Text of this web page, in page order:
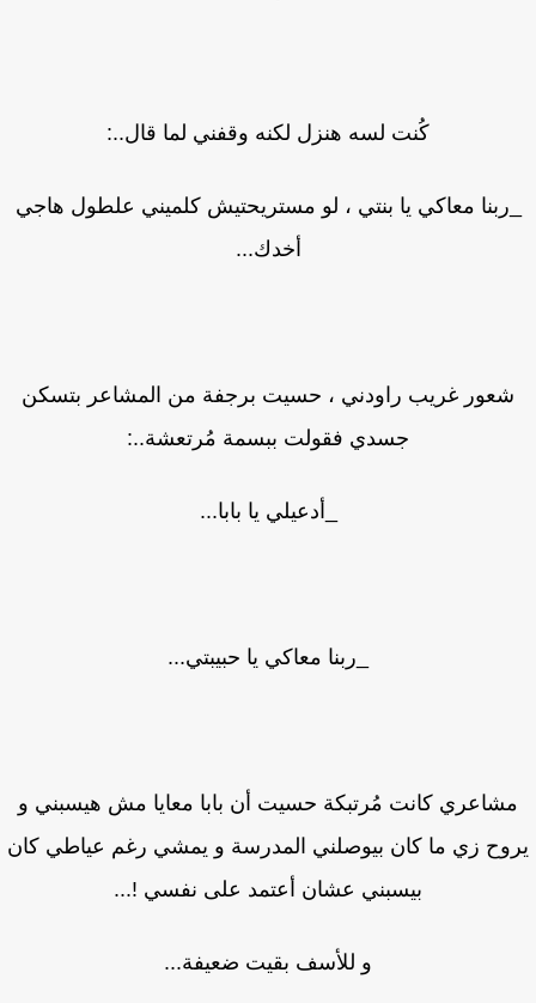
كُنت لسه هنزل لكنه وقفني لما قال..:
معاكي يا بنتي ، لو مستريحتيش كلميني علطول هاجي
أخدك...
شعور غريب راودني ، حسيت برجفة من المشاعر بتسكن
جسدي فقولت ببسمة مُرتعشة..:
_أدعيلي يا بابا...
_ربنا معاكي يا حبيبتي...
كانت مُرتبكة حسيت أن بابا معايا مش هيسبني و
زي ما كان بيوصلني المدرسة و يمشي رغم عياطي كان
بيسبني عشان أعتمد على نفسي !...
و للأسف بقيت ضعيفة...